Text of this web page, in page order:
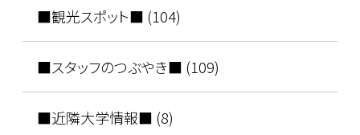
■観光スポット■ (104)
■スタッフのつぶやき■ (109)
■近隣大学情報■ (8)